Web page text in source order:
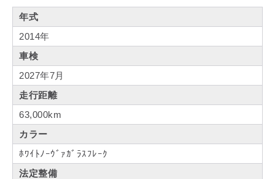
年式
2014年
車検
2027年7月
走行距離
63,000km
カラー
ﾎﾜｲﾄﾉｰｳﾞｧｶﾞﾗｽﾌﾚｰｸ
法定整備